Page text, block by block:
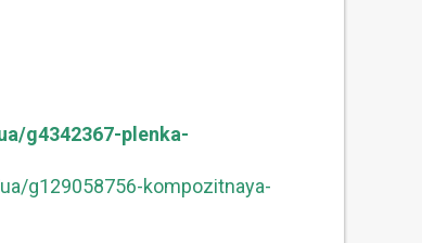
g4342367-plenka-
g129058756-kompozitnaya-